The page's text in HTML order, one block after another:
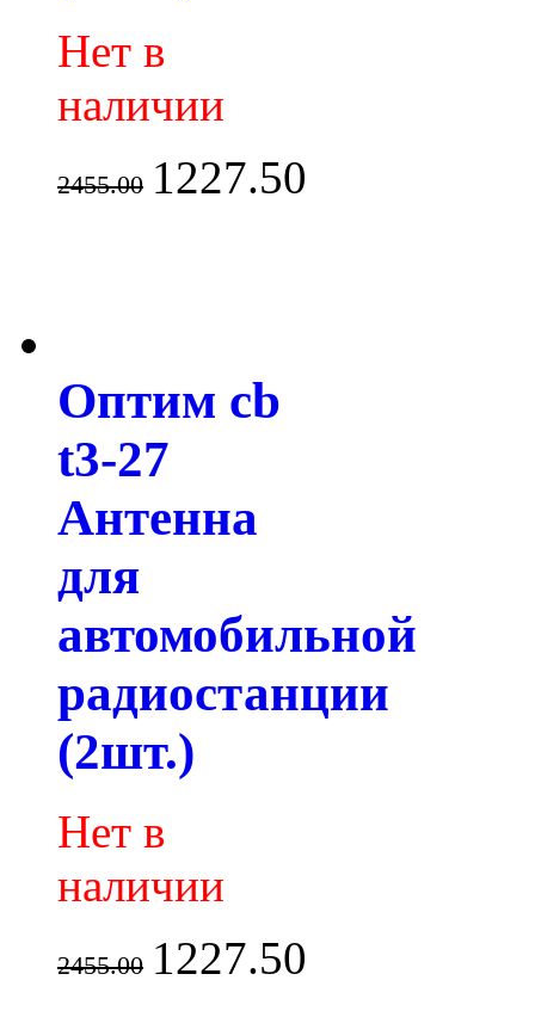
Нет в
наличии
2455.00 1227.50
Оптим cb
t3-27
Антенна
для
автомобильной
радиостанции
(2шт.)
Нет в
наличии
2455.00 1227.50